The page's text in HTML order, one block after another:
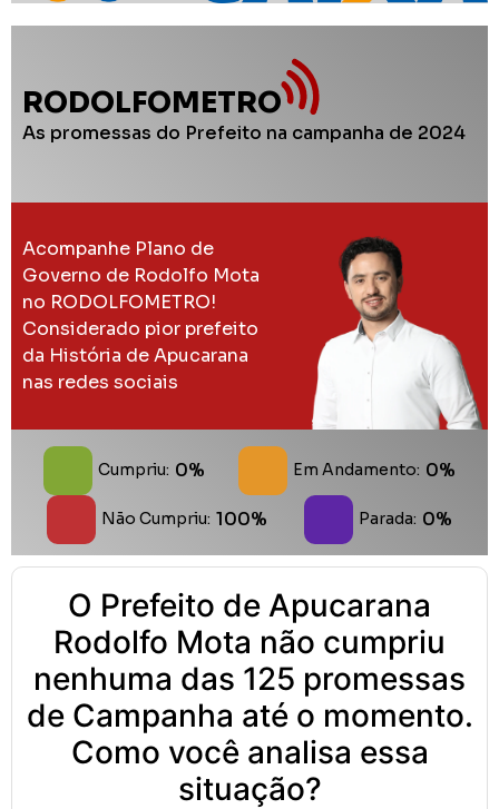
RODOLFOMETRO
As promessas do Prefeito na campanha de 2024
Acompanhe Plano de
Governo de Rodolfo Mota
no RODOLFOMETRO!
Considerado pior prefeito
da História de Apucarana
nas redes sociais
Cumpriu: 0% Em Andamento: 0%
Não Cumpriu: 100% Parada: 0%
O Prefeito de Apucarana
Rodolfo Mota não cumpriu
nenhuma das 125 promessas
de Campanha até o momento.
Como você analisa essa
situação?